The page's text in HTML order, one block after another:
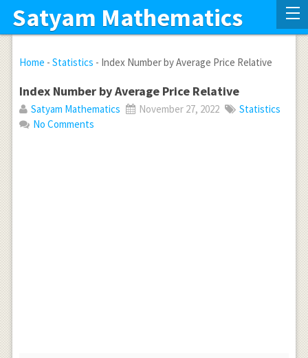
Satyam Mathematics
Home - Statistics - Index Number by Average Price Relative
Index Number by Average Price Relative
Satyam Mathematics November 27, 2022
Statistics
No Comments